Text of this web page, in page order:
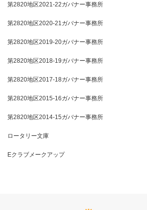
第2820地区2021-22ガバナー事務所
第2820地区2020-21ガバナー事務所
第2820地区2019-20ガバナー事務所
第2820地区2018-19ガバナー事務所
第2820地区2017-18ガバナー事務所
第2820地区2015-16ガバナー事務所
第2820地区2014-15ガバナー事務所
ロータリー文庫
Eクラブメークアップ